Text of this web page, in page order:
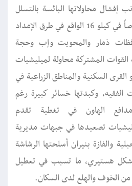
إفشال محاولاتها البائسة بالتسلل
إلى الخطوط الأمامية، خصوصاً في كيلو 16 الواقع في طرق الإمداد
ذمار والمحويت وإب وحجة
المشتركة محاولة لميليشيات
السكنية والمناطق الزراعية في
وكبدتها خسائر كبيرة رغم
الهاون في تغطية تقدم
تصعيدها في جبهات مديرية
والفازة بنيران أسلحتها الرشاشة
وعيار 14.5 وبشكل هستيري، ما تسبب في تعطيل
من الخوف والهلع لدى السكان.